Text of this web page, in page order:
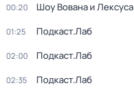
00:20 Шоу Вована и Лексуса
01:25 Подкаст.Лаб
02:00 Подкаст.Лаб
02:35 Подкаст.Лаб